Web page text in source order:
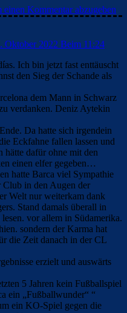
Kommentar abzugeben
Oktober 2022 Beim 11:24
Ich bin jetzt fast enttäuscht
den Sieg der Schande als
dem Mann in Schwarz
verdanken. Deniz Aytekin
Da hatte sich irgendein
Eckfahne fallen lassen und
hätte dafür ohne mit den
einen elfer gegeben…
hatte Barca viel Sympathie
Club in den Augen der
Welt nur weiterkam dank
Stand damals überall in
vor allem in Südamerika.
sondern der Karma hat
die Zeit danach in der CL
erzielt und auswärts
5 Jahren kein Fußballspiel
ein „Fußballwunder“ “
ein KO-Spiel gegen die